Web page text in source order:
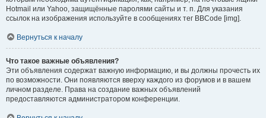
Hotmail или Yahoo, защищённые паролями сайты и т. п. Для указания
ссылок на изображения используйте в сообщениях тег BBCode [img].
Вернуться к началу
Что такое важные объявления?
Эти объявления содержат важную информацию, и вы должны прочесть их
по возможности. Они появляются вверху каждого из форумов и в вашем
личном разделе. Права на создание важных объявлений
предоставляются администратором конференции.